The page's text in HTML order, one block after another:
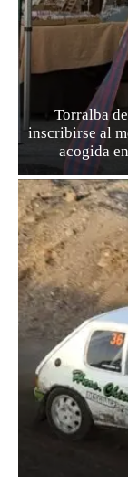
Torralba
inscribirse al
acogida